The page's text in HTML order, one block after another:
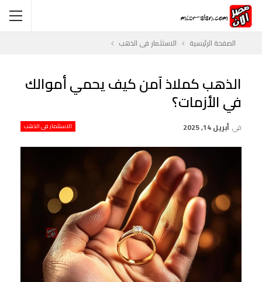
الصفحة الرئيسية الاستثمار فى الذهب
الذهب كملاذ آمن كيف يحمي أموالك
في الأزمات؟
الاستثمار فى الذهب في أبريل 14, 2025